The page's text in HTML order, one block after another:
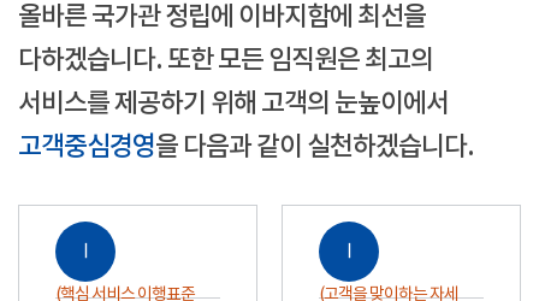
올바른 국가관 정립에 이바지함에 최선을
다하겠습니다. 또한 모든 임직원은 최고의
서비스를 제공하기 위해 고객의 눈높이에서
고객중심경영을 다음과 같이 실천하겠습니다.
Ⅰ
(핵심 서비스 이행표준
Ⅰ
(고객을 맞이하는 자세